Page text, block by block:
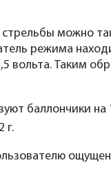
можно
режима
вольта. Таким
баллончики на
г.